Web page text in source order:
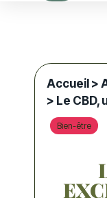
Accueil >
> Le
Bien-être